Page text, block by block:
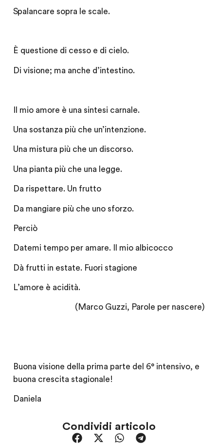
Spalancare sopra le scale.
È questione di cesso e di cielo.
Di visione; ma anche d’intestino.
Il mio amore è una sintesi carnale.
Una sostanza più che un’intenzione.
Una mistura più che un discorso.
Una pianta più che una legge.
Da rispettare. Un frutto
Da mangiare più che uno sforzo.
Perciò
Datemi tempo per amare. Il mio albicocco
Dà frutti in estate. Fuori stagione
L’amore è acidità.
(Marco Guzzi, Parole per nascere)
Buona visione della prima parte del 6° intensivo, e
buona crescita stagionale!
Daniela
Condividi articolo